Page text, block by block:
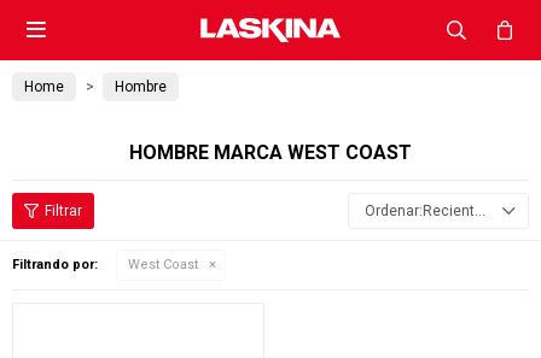

Home Hombre
HOMBRE MARCA WEST COAST
Recientes
Filtrando por: West Coast